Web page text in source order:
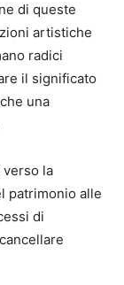
di queste
artistiche
radici
il significato
una
verso la
patrimonio alle
di